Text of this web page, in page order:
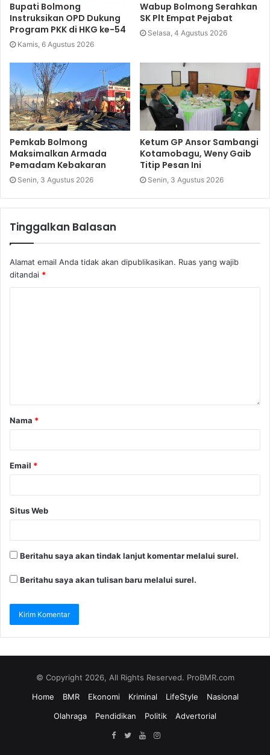
Bupati Bolmong
Instruksikan OPD Dukung
Program PKK di HKG ke-54
Kamis, 6 Agustus 2026
Wabup Bolmong Serahkan
SK Plt Empat Pejabat
Selasa, 4 Agustus 2026
Pemkab Bolmong
Maksimalkan Armada
Pemadam Kebakaran
Senin, 3 Agustus 2026
Ketum GP Ansor Sambangi
Kotamobagu, Weny Gaib
Titip Pesan Ini
Senin, 3 Agustus 2026
Tinggalkan Balasan
Alamat email Anda tidak akan dipublikasikan. Ruas yang wajib
ditandai *
Nama *
Email *
Situs Web
Beritahu saya akan tindak lanjut komentar melalui surel.
Beritahu saya akan tulisan baru melalui surel.
© Copyright 2026, All Rights Reserved. ProBMR.com
Home
BMR Ekonomi Kriminal LifeStyle
Nasional
Olahraga
Pendidikan Politik Advertorial